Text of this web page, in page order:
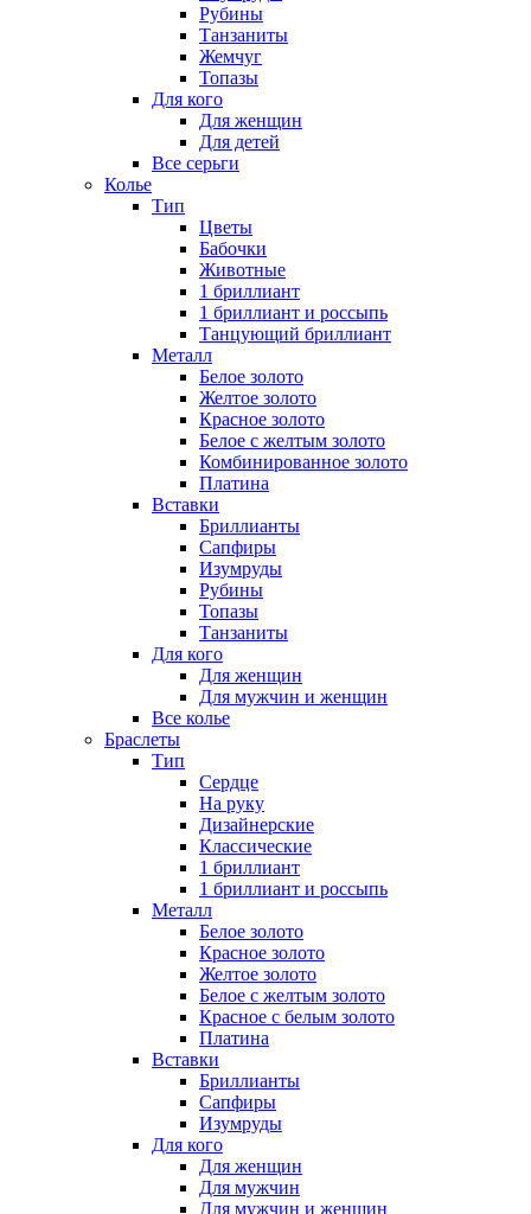
Рубины
Танзаниты
Жемчуг
Топазы
Для кого
Для женщин
Для детей
Все серьги
Колье
Тип
Цветы
Бабочки
Животные
1 бриллиант
1 бриллиант и россыпь
Танцующий бриллиант
Металл
Белое золото
Желтое золото
Красное золото
Белое с желтым золото
Комбинированное золото
Платина
Вставки
Бриллианты
Сапфиры
Изумруды
Рубины
Топазы
Танзаниты
Для кого
Для женщин
Для мужчин и женщин
Все колье
Браслеты
Тип
Сердце
На руку
Дизайнерские
Классические
1 бриллиант
1 бриллиант и россыпь
Металл
Белое золото
Красное золото
Желтое золото
Белое с желтым золото
Красное с белым золото
Платина
Вставки
Бриллианты
Сапфиры
Изумруды
Для кого
Для женщин
Для мужчин
Для мужчин и женщин